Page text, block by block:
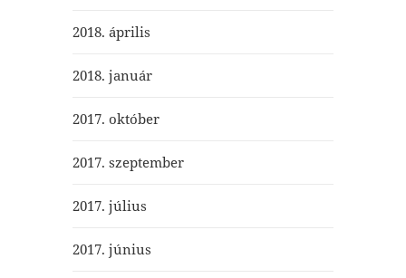
2018. április
2018. január
2017. október
2017. szeptember
2017. július
2017. június